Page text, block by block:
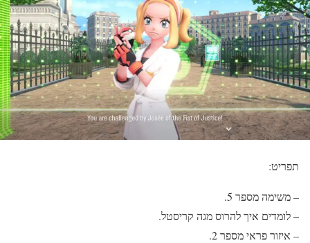
תפריט:
– משימה מספר 5.
– לומדים איך להרוס מגה קריסטל.
– איזור פראי מספר 2.